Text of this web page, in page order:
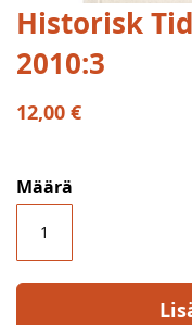
Skip
to
the
of
gallery
Historisk
2010:3
12,00 €
Määrä